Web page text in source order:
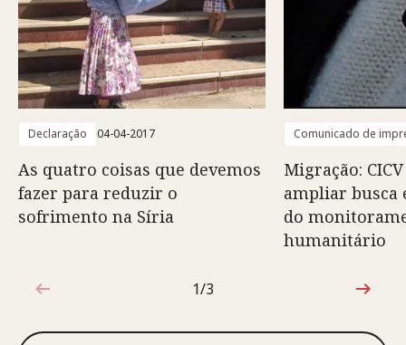
Declaração 04-04-2017
As quatro coisas que devemos
fazer para reduzir o
sofrimento na Síria
Comunicado de
Migração:
ampliar busca
do
humanitário
1 de 3
1/3